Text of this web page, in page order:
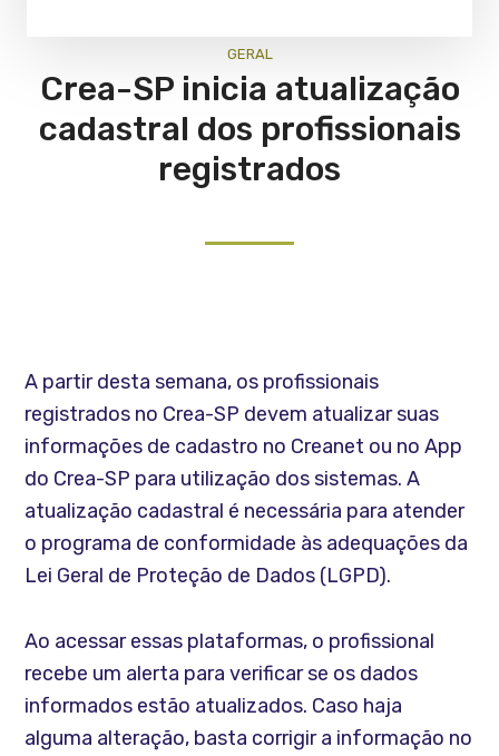
GERAL
Crea-SP inicia atualização
cadastral dos profissionais
registrados
A partir desta semana, os profissionais
registrados no Crea-SP devem atualizar suas
informações de cadastro no Creanet ou no App
do Crea-SP para utilização dos sistemas. A
atualização cadastral é necessária para atender
o programa de conformidade às adequações da
Lei Geral de Proteção de Dados (LGPD).
Ao acessar essas plataformas, o profissional
recebe um alerta para verificar se os dados
informados estão atualizados. Caso haja
alguma alteração, basta corrigir a informação no